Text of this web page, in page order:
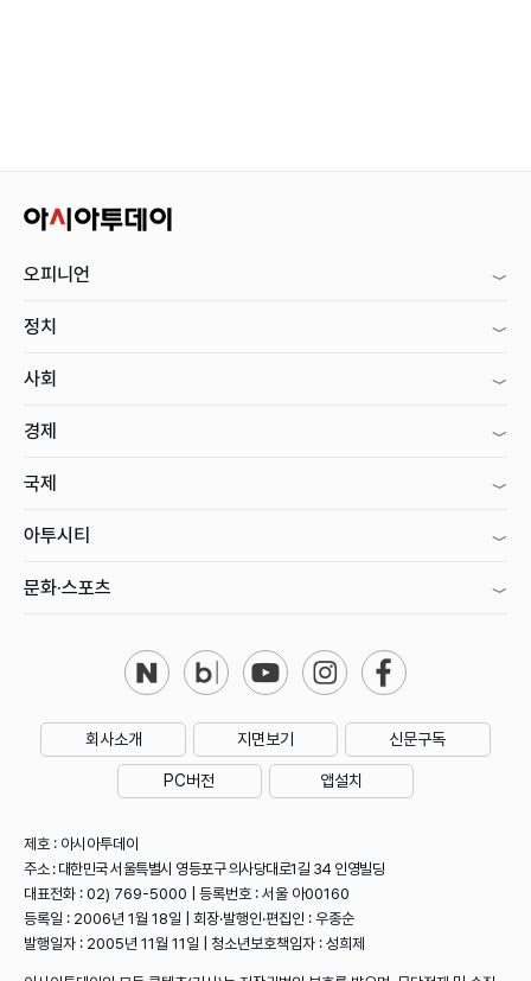
오피니언
정치
사회
경제
국제
아투시티
문화·스포츠
회사소개 지면보기 신문구독
PC버전 앱설치
제호 : 아시아투데이
주소 : 대한민국 서울특별시 영등포구 의사당대로1길 34 인영빌딩
대표전화 : 02) 769-5000 | 등록번호 : 서울 아00160
등록일 : 2006년 1월 18일 | 회장·발행인·편집인 : 우종순
발행일자 : 2005년 11월 11일 | 청소년보호책임자 : 성희제